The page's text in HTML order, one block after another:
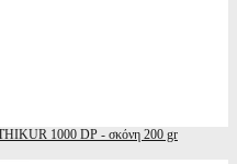
1000 DP - σκόνη 200 gr